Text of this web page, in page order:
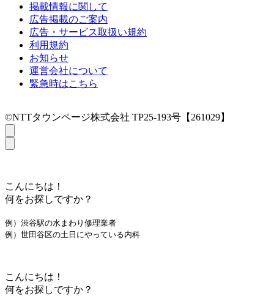
掲載情報に関して
広告掲載のご案内
広告・サービス取扱い規約
利用規約
お知らせ
運営会社について
緊急時はこちら
©NTTタウンページ株式会社 TP25-193号【261029】
こんにちは！
何をお探しですか？
例）渋谷駅の水まわり修理業者
例）世田谷区の土日にやっている内科
こんにちは！
何をお探しですか？